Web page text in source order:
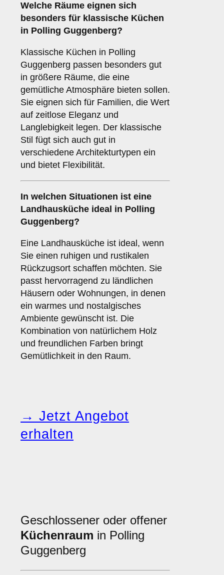
Welche Räume eignen sich
besonders für klassische Küchen
in Polling Guggenberg?
Klassische Küchen in Polling
Guggenberg passen besonders gut
in größere Räume, die eine
gemütliche Atmosphäre bieten sollen.
Sie eignen sich für Familien, die Wert
auf zeitlose Eleganz und
Langlebigkeit legen. Der klassische
Stil fügt sich auch gut in
verschiedene Architekturtypen ein
und bietet Flexibilität.
In welchen Situationen ist eine
Landhausküche ideal in Polling
Guggenberg?
Eine Landhausküche ist ideal, wenn
Sie einen ruhigen und rustikalen
Rückzugsort schaffen möchten. Sie
passt hervorragend zu ländlichen
Häusern oder Wohnungen, in denen
ein warmes und nostalgisches
Ambiente gewünscht ist. Die
Kombination von natürlichem Holz
und freundlichen Farben bringt
Gemütlichkeit in den Raum.
→ Jetzt Angebot
erhalten
Geschlossener oder offener
Küchenraum in Polling
Guggenberg